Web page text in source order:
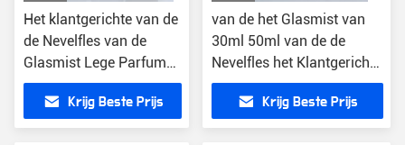
Het klantgerichte van de
de Nevelfles van de
Glasmist Lege Parfum
30ml 50ml 100ml
Krijg Beste Prijs
van de het Glasmist van
30ml 50ml van de de
Nevelfles het Klantgerichte
Lege Parfum
Krijg Beste Prijs